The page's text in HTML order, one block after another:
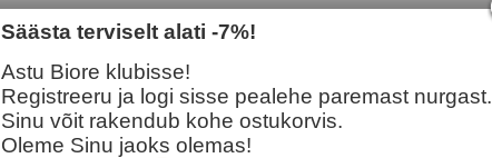
Säästa terviselt alati -7%!
Astu Biore klubisse!
Registreeru ja logi sisse pealehe paremast nurgast.
Sinu võit rakendub kohe ostukorvis.
Oleme Sinu jaoks olemas!